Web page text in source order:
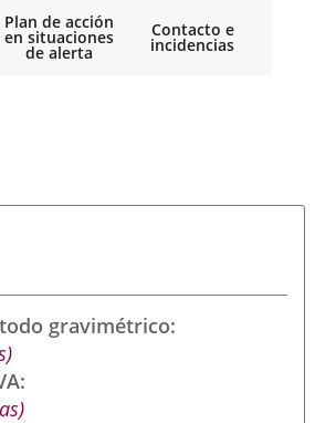
Plan de acción
en situaciones
de alerta
Contacto e
incidencias
gravimétrico